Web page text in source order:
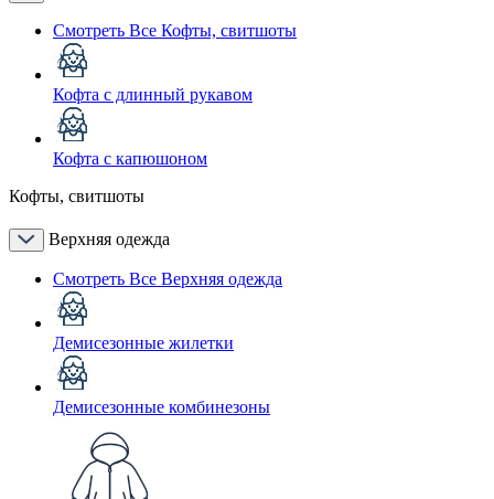
Смотреть Все Кофты, свитшоты
Кофта с длинный рукавом
Кофта с капюшоном
Кофты, свитшоты
Верхняя одежда
Смотреть Все Верхняя одежда
Демисезонные жилетки
Демисезонные комбинезоны